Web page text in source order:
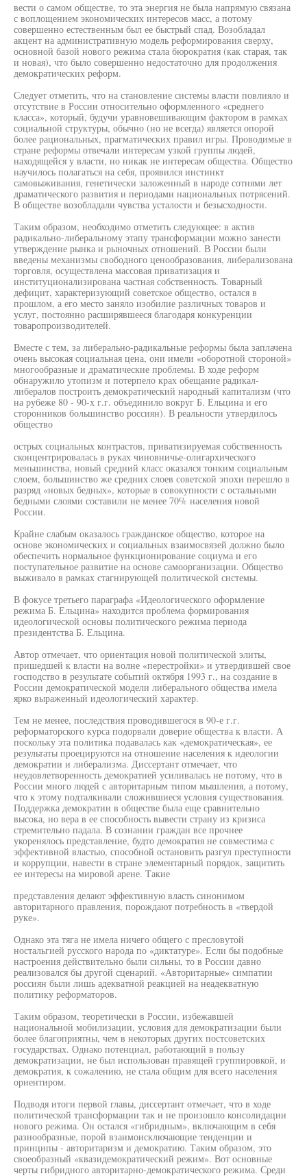
вести о самом обществе, то эта энергия не была напрямую связана
с воплощением экономических интересов масс, а потому
совершенно естественным был ее быстрый спад. Возобладал
акцент на административную модель реформирования сверху,
основной базой нового режима стала бюрократия (как старая, так
и новая), что было совершенно недостаточно для продолжения
демократических реформ.
Следует отметить, что на становление системы власти повлияло и
отсутствие в России относительно оформленного «среднего
класса», который, будучи уравновешивающим фактором в рамках
социальной структуры, обычно (но не всегда) является опорой
более рациональных, прагматических правил игры. Проводимые в
стране реформы отвечали интересам узкой группы людей,
находящейся у власти, но никак не интересам общества. Общество
научилось полагаться на себя, проявился инстинкт
самовыживания, генетически заложенный в народе сотнями лет
драматического развития и периодами национальных потрясений.
В обществе возобладали чувства усталости и безысходности.
Таким образом, необходимо отметить следующее: в актив
радикально-либеральному этапу трансформации можно занести
утверждение рынка и рыночных отношений. В России были
введены механизмы свободного ценообразования, либерализована
торговля, осуществлена массовая приватизация и
институционализирована частная собственность. Товарный
дефицит, характеризующий советское общество, остался в
прошлом, а его место заняло изобилие различных товаров и
услуг, постоянно расширявшееся благодаря конкуренции
товаропроизводителей.
Вместе с тем, за либерально-радикальные реформы была заплачена
очень высокая социальная цена, они имели «оборотной стороной»
многообразные и драматические проблемы. В ходе реформ
обнаружило утопизм и потерпело крах обещание радикал-
либералов построить демократический народный капитализм (что
на рубеже 80 - 90-х г.г. объединило вокруг Б. Ельцина и его
сторонников большинство россиян). В реальности утвердилось
общество
острых социальных контрастов, приватизируемая собственность
сконцентрировалась в руках чиновничье-олигархического
меньшинства, новый средний класс оказался тонким социальным
слоем, большинство же средних слоев советской эпохи перешло в
разряд «новых бедных», которые в совокупности с остальными
бедными слоями составили не менее 70% населения новой
России.
Крайне слабым оказалось гражданское общество, которое на
основе экономических и социальных взаимосвязей должно было
обеспечить нормальное функционирование социума и его
поступательное развитие на основе самоорганизации. Общество
выживало в рамках стагнирующей политической системы.
В фокусе третьего параграфа «Идеологического оформление
режима Б. Ельцина» находится проблема формирования
идеологической основы политического режима периода
президентства Б. Ельцина.
Автор отмечает, что ориентация новой политической элиты,
пришедшей к власти на волне «перестройки» и утвердившей свое
господство в результате событий октября 1993 г., на создание в
России демократической модели либерального общества имела
ярко выраженный идеологический характер.
Тем не менее, последствия проводившегося в 90-е г.г.
реформаторского курса подорвали доверие общества к власти. А
поскольку эта политика подавалась как «демократическая», ее
результаты проецируются на отношение населения к идеологии
демократии и либерализма. Диссертант отмечает, что
неудовлетворенность демократией усиливалась не потому, что в
России много людей с авторитарным типом мышления, а потому,
что к этому подталкивали сложившиеся условия существования.
Поддержка демократии в обществе была еще сравнительно
высока, но вера в ее способность вывести страну из кризиса
стремительно падала. В сознании граждан все прочнее
укоренялось представление, будто демократия не совместима с
эффективной властью, способной остановить разгул преступности
и коррупции, навести в стране элементарный порядок, защитить
ее интересы на мировой арене. Такие
представления делают эффективную власть синонимом
авторитарного правления, порождают потребность в «твердой
руке».
Однако эта тяга не имела ничего общего с пресловутой
ностальгией русского народа по «диктатуре». Если бы подобные
настроения действительно были сильны, то в России давно
реализовался бы другой сценарий. «Авторитарные» симпатии
россиян были лишь адекватной реакцией на неадекватную
политику реформаторов.
Таким образом, теоретически в России, избежавшей
национальной мобилизации, условия для демократизации были
более благоприятны, чем в некоторых других постсоветских
государствах. Однако потенциал, работающий в пользу
демократизации, не был использован правящей группировкой, и
демократия, к сожалению, не стала общим для всего населения
ориентиром.
Подводя итоги первой главы, диссертант отмечает, что в ходе
политической трансформации так и не произошло консолидации
нового режима. Он остался «гибридным», включающим в себя
разнообразные, порой взаимоисключающие тенденции и
принципы - авторитаризм и демократию. Таким образом, это
своеобразный «квазидемократический режим». Вот основные
черты гибридного авторитарно-демократического режима. Среди